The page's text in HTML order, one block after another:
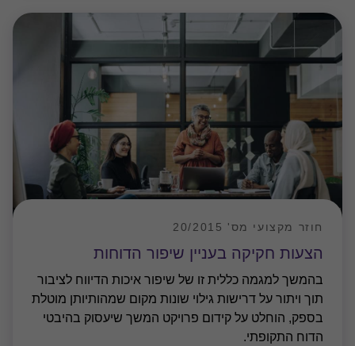
הצעות חקיקה בעניין שיפור הדוחות
חוזר מקצועי מס' 20/2015
בהמשך למגמה כללית זו של שיפור איכות הדיווח לציבור
תוך ויתור על דרישות גילוי שונות מקום שמהותיותן מוטלת
בספק, הוחלט על קידום פרויקט המשך שיעסוק בהיבטי
הדוח התקופתי.